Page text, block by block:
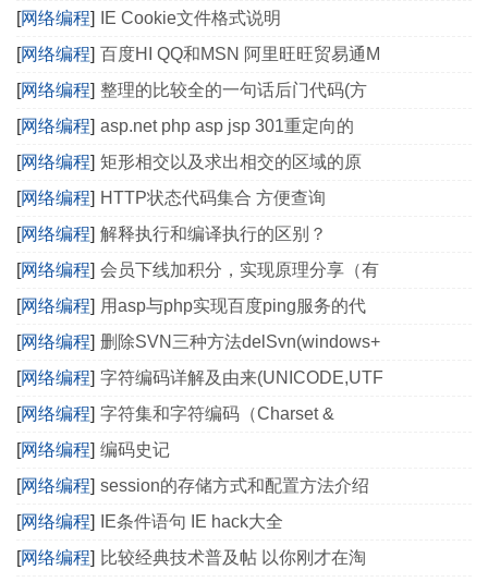
[网络编程]
IE Cookie文件格式说明
[网络编程] 百度HI QQ和MSN 阿里旺旺贸易通M
[网络编程] 整理的比较全的一句话后门代码(方
[网络编程] asp.net php asp jsp 301重定向的
[网络编程] 矩形相交以及求出相交的区域的原
[网络编程] HTTP状态代码集合 方便查询
[网络编程] 解释执行和编译执行的区别？
[网络编程] 会员下线加积分，实现原理分享（有
[网络编程] 用asp与php实现百度ping服务的代
[网络编程] 删除SVN三种方法delSvn(windows+
[网络编程] 字符编码详解及由来(UNICODE,UTF
[网络编程] 字符集和字符编码（Charset &
[网络编程] 编码史记
[网络编程] session的存储方式和配置方法介绍
[网络编程]
IE条件语句 IE hack大全
[网络编程] 比较经典技术普及帖 以你刚才在淘